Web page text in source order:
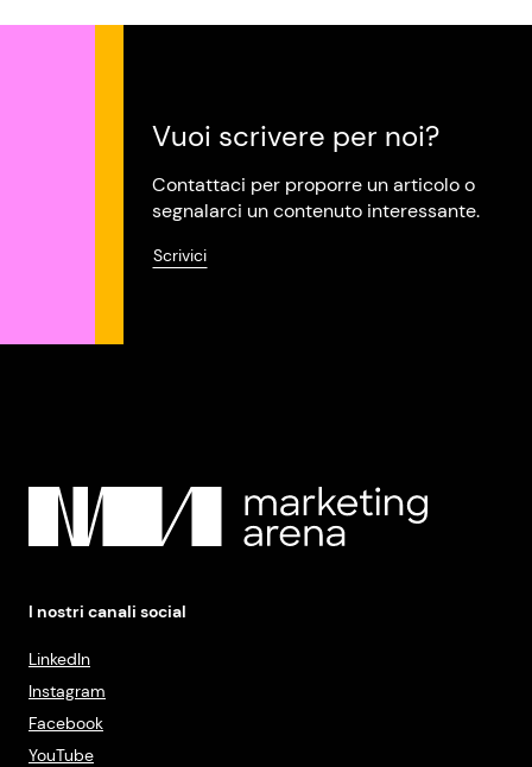
Vuoi scrivere per noi?
Contattaci per proporre un articolo o
segnalarci un contenuto interessante.
Scrivici
I nostri canali social
LinkedIn
Instagram
Facebook
YouTube